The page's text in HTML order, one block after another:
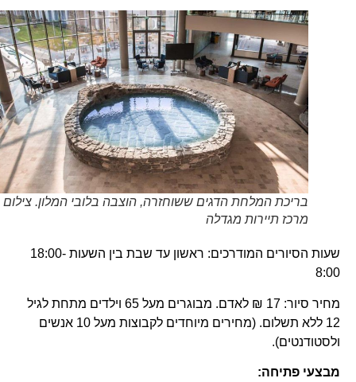
בריכת המלחת הדגים ששוחזרה, הוצבה בלובי המלון. צילום
מרכז תיירות מגדלה
שעות הסיורים המודרכים: ראשון עד שבת בין השעות 18:00-
8:00
מחיר סיור: 17 ₪ לאדם. מבוגרים מעל 65 וילדים מתחת לגיל
12 ללא תשלום. (מחירים מיוחדים לקבוצות מעל 10 אנשים
ולסטודנטים).
מבצעי פתיחה: